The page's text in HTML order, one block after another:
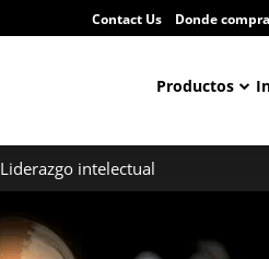
Contact Us Donde
Productos
Liderazgo intelectual